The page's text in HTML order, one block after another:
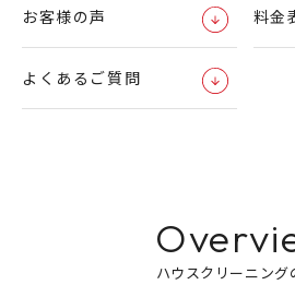
お客様の声 料金
よくあるご質問
ハウスクリーニング